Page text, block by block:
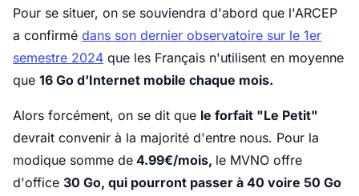
Pour se situer, on se souviendra d'abord que l'ARCEP
a confirmé dans son dernier observatoire sur le 1er
semestre 2024 que les Français n'utilisent en moyenne
que 16 Go d'Internet mobile chaque mois.
Alors forcément, on se dit que le forfait "Le Petit"
devrait convenir à la majorité d'entre nous. Pour la
modique somme de 4.99€/mois, le MVNO offre
d'office 30 Go, qui pourront passer à 40 voire 50 Go